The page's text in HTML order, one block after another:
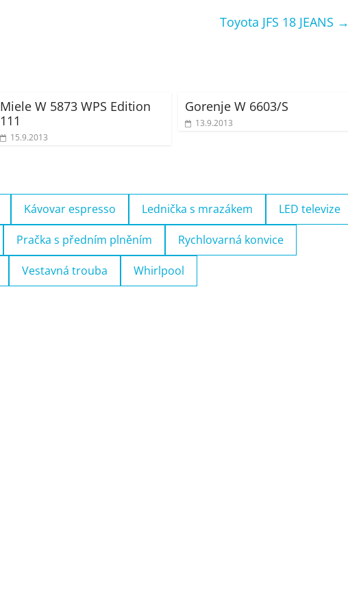
Toyota JFS 18 JEANS →
Miele W 5873 WPS Edition
111
15.9.2013
Gorenje W 6603/S
13.9.2013
Kávovar espresso Lednička s mrazákem LED televize
Pračka s předním plněním Rychlovarná konvice
Vestavná trouba Whirlpool